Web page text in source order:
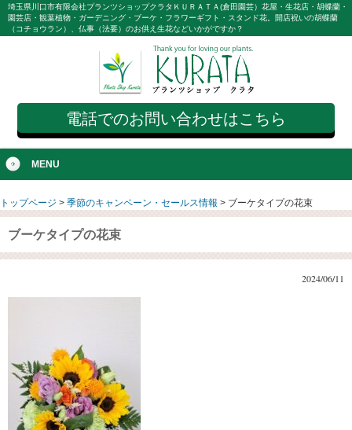
埼玉県川口市有限会社プランツショップクラタＫＵＲＡＴＡ(倉田園芸）花屋・生花店・胡蝶蘭・
園芸店・観葉植物・ガーデニング・ブーケ・フラワーギフト・スタンド花。開店祝いの胡蝶蘭
（コチョウラン）、仏事（法要）のお供え生花などいかがですか？
電話でのお問い合わせはこちら
MENU
トップページ > 季節のキャンペーン・セールス情報 > ブーケタイプの花束
ブーケタイプの花束
2024/06/11